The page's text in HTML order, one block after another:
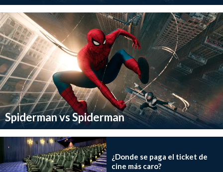
Spiderman vs Spiderman
¿Donde se paga el ticket de
cine más caro?